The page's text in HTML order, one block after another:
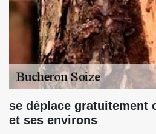
se déplace gratuitement
et ses environs